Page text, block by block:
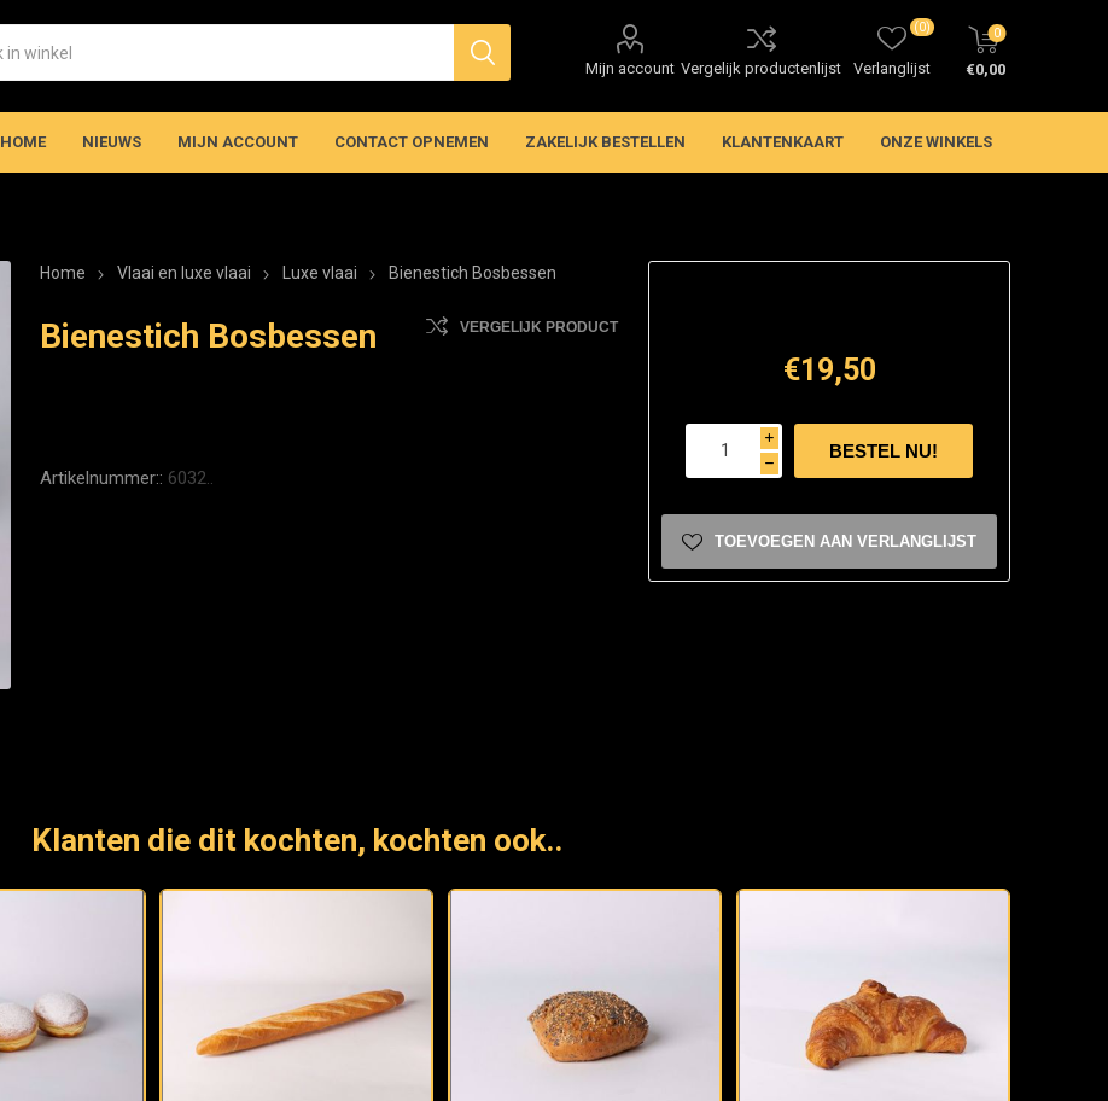
Mijn account Vergelijk productenlijst Verlanglijst
(0) 0
€0,00
HOME NIEUWS MIJN ACCOUNT CONTACT OPNEMEN ZAKELIJK BESTELLEN KLANTENKAART ONZE WINKELS
Home Vlaai en luxe vlaai Luxe vlaai Bienestich Bosbessen
Bienestich Bosbessen VERGELIJK PRODUCT
Artikelnummer:: 6032..
€19,50
i
h
TOEVOEGEN AAN VERLANGLIJST
Klanten die dit kochten, kochten ook..